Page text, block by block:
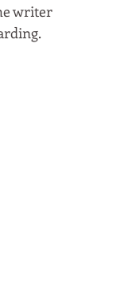
writer